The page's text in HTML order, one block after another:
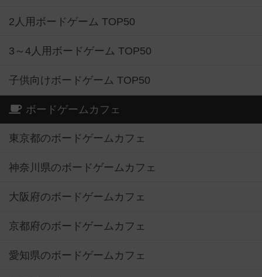
2人用ボードゲーム TOP50
3～4人用ボードゲーム TOP50
子供向けボードゲーム TOP50
ボードゲームカフェ
東京都のボードゲームカフェ
神奈川県のボードゲームカフェ
大阪府のボードゲームカフェ
京都府のボードゲームカフェ
愛知県のボードゲームカフェ